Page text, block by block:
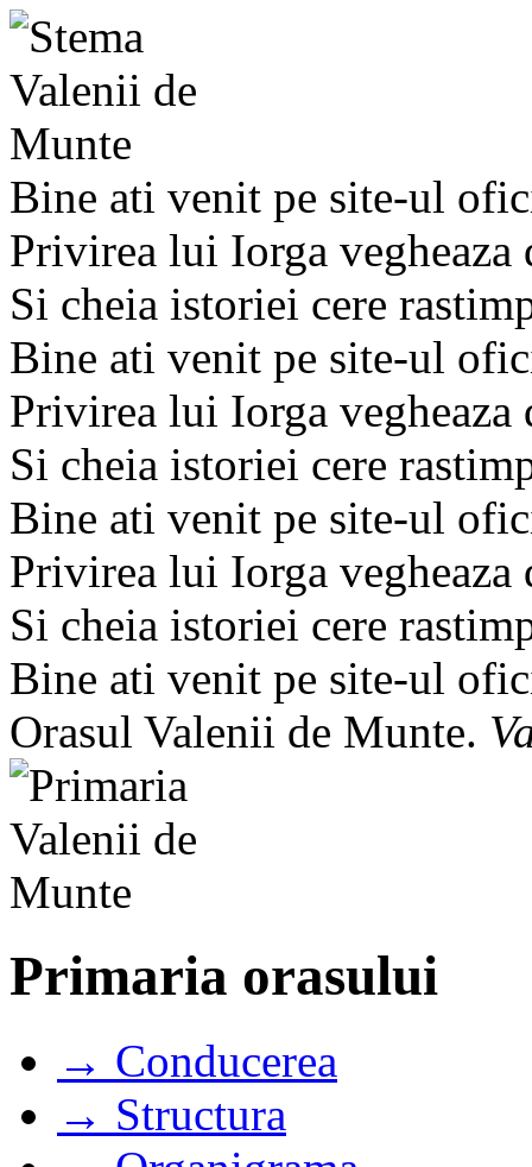
Bine ati venit pe site-ul
Privirea lui Iorga
Si cheia istoriei cere
Bine ati venit pe site-ul
Privirea lui Iorga
Si cheia istoriei cere
Bine ati venit pe site-ul
Privirea lui Iorga
Si cheia istoriei cere
Bine ati venit pe site-ul
Orasul Valenii de Munte.
Primaria orasului
→ Conducerea
→ Structura